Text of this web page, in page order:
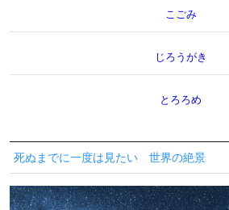
こごみ
じろうがき
とろろめ
死ぬまでに一度は見たい 世界の絶景